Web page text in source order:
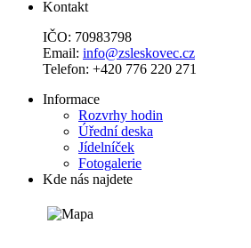
Kontakt
IČO: 70983798
Email: info@zsleskovec.cz
Telefon: +420 776 220 271
Informace
Rozvrhy hodin
Úřední deska
Jídelníček
Fotogalerie
Kde nás najdete